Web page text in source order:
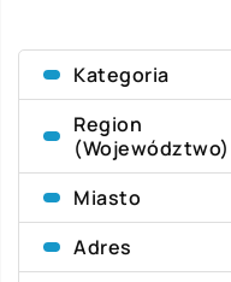
Kategoria
Region
(Województwo)
Miasto
Adres